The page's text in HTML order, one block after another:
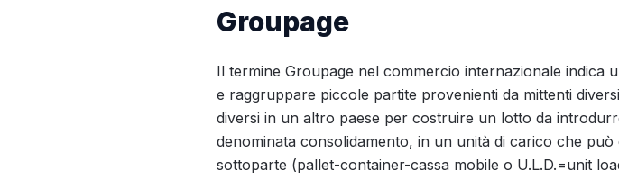
Groupage
Il termine Groupage nel commercio internazionale indica
e raggruppare piccole partite provenienti da mittenti
diversi in un altro paese per costruire un lotto da
denominata consolidamento, in un unità di carico che
sottoparte (pallet-container-cassa mobile o U.L.D.=unit